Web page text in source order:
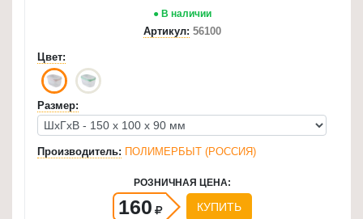
● В наличии
Артикул: 56100
Цвет:
Размер:
Производитель: ПОЛИМЕРБЫТ (РОССИЯ)
РОЗНИЧНАЯ ЦЕНА:
160 КУПИТЬ
Товары
для
уборки
+